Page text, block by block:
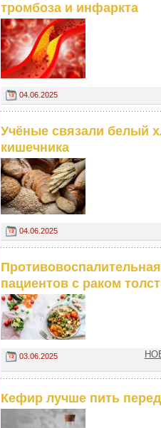
тромбоза и инфаркта
04.06.2025
Учёные связали белый
кишечника
04.06.2025
пациентов с раком
03.06.2025
Кефир лучше пить